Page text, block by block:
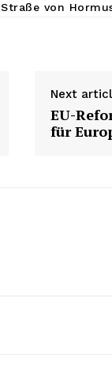
Straße von
Next
EU-
für